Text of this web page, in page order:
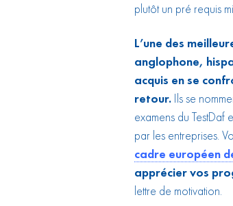
plutôt un pré requis
L’une des
anglophone,
acquis en se
retour.Ils se
examens du
par les entreprises.
cadre européen
apprécier vos
lettre de motivation.